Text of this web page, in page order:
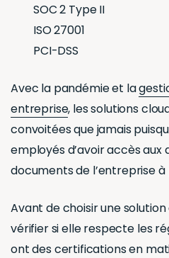
SOC 2 Type II
ISO 27001
PCI-DSS
Avec la pandémie et la
entreprise, les solutions
convoitées que jamais
employés d’avoir accès aux
documents de l’entreprise
Avant de choisir une
vérifier si elle respecte les
ont des certifications en